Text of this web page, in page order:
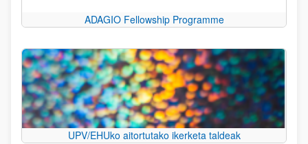
ADAGIO Fellowship Programme
UPV/EHUko aitortutako ikerketa taldeak